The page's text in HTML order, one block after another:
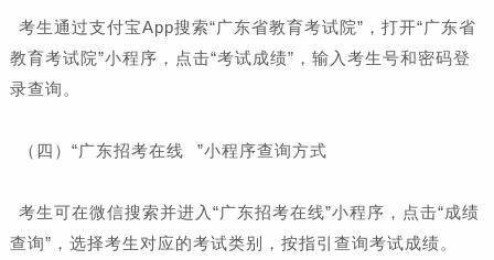
考生通过支付宝App搜索“广东省教育考试院”，打开“广东省
教育考试院”小程序，点击“考试成绩”，输入考生号和密码登
录查询。
（四）“广东招考在线 ”小程序查询方式
考生可在微信搜索并进入“广东招考在线”小程序，点击“成绩
查询”，选择考生对应的考试类别，按指引查询考试成绩。